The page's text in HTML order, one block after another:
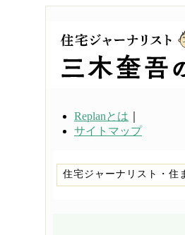
Replanとは
サイトマップ
住宅ジャーナリスト・住